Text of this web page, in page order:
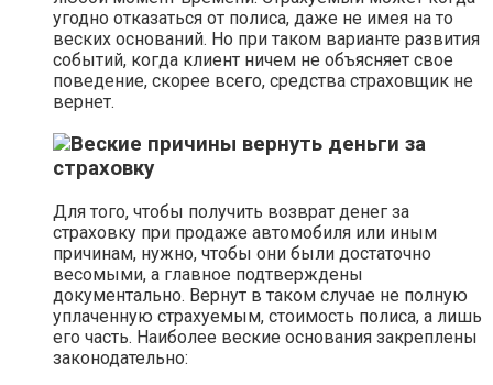
угодно отказаться от полиса, даже не имея на то
веских оснований. Но при таком варианте развития
событий, когда клиент ничем не объясняет свое
поведение, скорее всего, средства страховщик не
вернет.
Веские причины вернуть деньги за
страховку
Для того, чтобы получить возврат денег за
страховку при продаже автомобиля или иным
причинам, нужно, чтобы они были достаточно
весомыми, а главное подтверждены
документально. Вернут в таком случае не полную
уплаченную страхуемым, стоимость полиса, а лишь
его часть. Наиболее веские основания закреплены
законодательно: